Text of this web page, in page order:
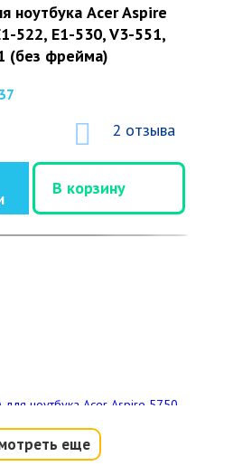
ноутбука Acer Aspire
522, E1-530, V3-551,
(без фрейма)
2 отзыва
В корзину
для ноутбука Acer
еще